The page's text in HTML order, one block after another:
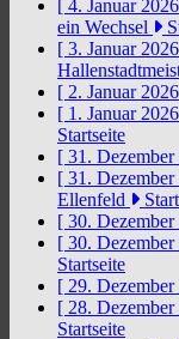
[ 4. Januar
ein Wechsel
[ 3. Januar
[ 2. Januar
[ 1. Januar
Startseite
[ 31.
[ 31.
Ellenfeld
[ 30.
[ 30.
Startseite
[ 29.
[ 28.
Startseite